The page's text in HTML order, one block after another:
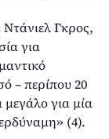
Γκρος,
για
– περίπου 20
μεγάλο για μία
(4).